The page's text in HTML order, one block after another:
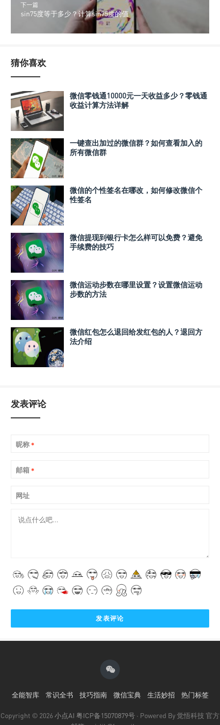
下一篇
sin75度等于多少？计算sin75度的值
猜你喜欢
微信零钱通10000元一天收益多少？零钱通
收益计算方法详解
一键查出加过的微信群？如何查看加入的
所有微信群
微信的个性签名在哪改，如何修改微信个
性签名
微信提现到银行卡怎么样可以免费？避免
手续费的技巧
微信运动步数在哪里设置？设置微信运动
步数的方法
微信红包怎么退回给发红包的人？退回方
法介绍
发表评论
昵称 *
邮箱 *
网址
全能智库 常识全书 技巧指南 微信宝典 生活妙招 热门标签
Copyright © 2026小点AI 粤ICP备15070879号 · Powered By 觉悟科技 官方